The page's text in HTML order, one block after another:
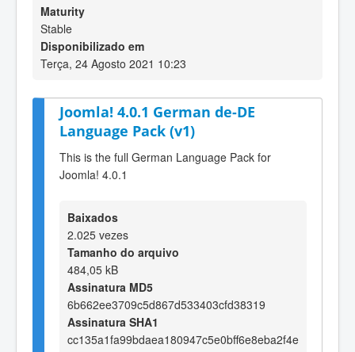
Maturity
Stable
Disponibilizado em
Terça, 24 Agosto 2021 10:23
Joomla! 4.0.1 German de-DE
Language Pack (v1)
This is the full German Language Pack for
Joomla! 4.0.1
Baixados
2.025 vezes
Tamanho do arquivo
484,05 kB
Assinatura MD5
6b662ee3709c5d867d533403cfd38319
Assinatura SHA1
cc135a1fa99bdaea180947c5e0bff6e8eba2f4e